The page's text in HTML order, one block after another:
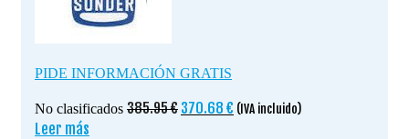
PIDE INFORMACIÓN GRATIS
No clasificados 385.95€ El
370.68 € El
(IVA incluido)
Leer más